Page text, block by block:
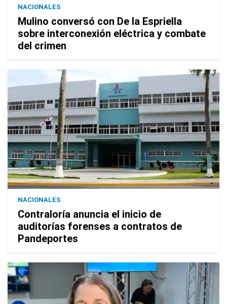
NACIONALES
Mulino conversó con De la Espriella
sobre interconexión eléctrica y combate
del crimen
NACIONALES
Contraloría anuncia el inicio de
auditorías forenses a contratos de
Pandeportes